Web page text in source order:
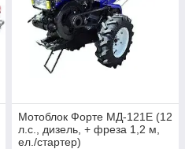
Мотоблок Форте МД-121Е (12
л.с., дизель, + фреза 1,2 м,
ел./стартер)